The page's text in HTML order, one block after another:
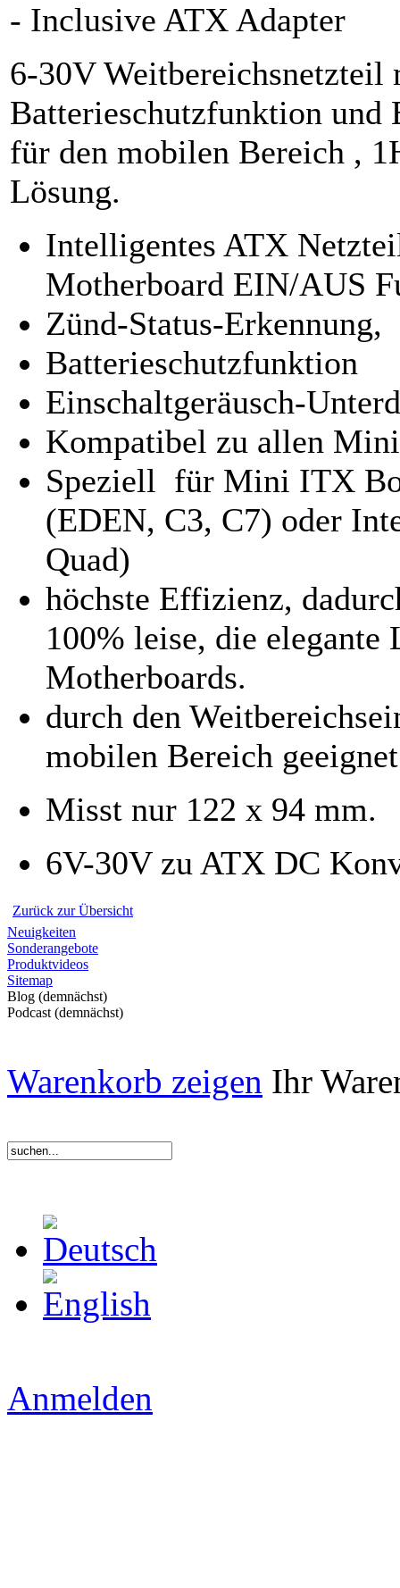
- Inclusive ATX Adapter
6-30V Weitbereichsnetzteil
Batterieschutzfunktion und
für den mobilen Bereich ,
Lösung.
Intelligentes ATX
Motherboard EIN/AUS
Zünd-Status-Erkennung,
Batterieschutzfunktion
Einschaltgeräusch-
Kompatibel zu allen
Speziell für Mini ITX
(EDEN, C3, C7) oder
Quad)
höchste Effizienz,
100% leise, die
Motherboards.
durch den
mobilen Bereich
Misst nur 122 x 94 mm.
6V-30V zu ATX DC
Zurück zur Übersicht
Neuigkeiten
Sonderangebote
Produktvideos
Sitemap
Blog (demnächst)
Podcast (demnächst)
Warenkorb zeigen Ihr
Anmelden